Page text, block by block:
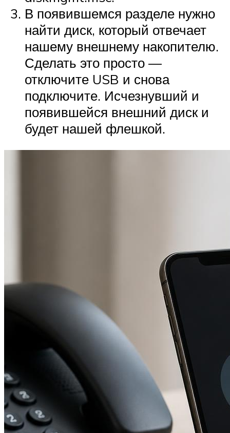
В появившемся разделе нужно
найти диск, который отвечает
нашему внешнему накопителю.
Сделать это просто —
отключите USB и снова
подключите. Исчезнувший и
появившейся внешний диск и
будет нашей флешкой.